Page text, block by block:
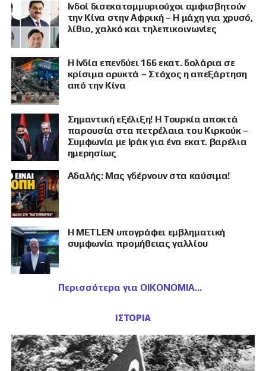
Ινδοί δισεκατομμυριούχοι αμφισβητούν
την Κίνα στην Αφρική – Η μάχη για χρυσό,
λίθιο, χαλκό και τηλεπικοινωνίες
Η Ινδία επενδύει 166 εκατ. δολάρια σε
κρίσιμα ορυκτά – Στόχος η απεξάρτηση
από την Κίνα
Σημαντική εξέλιξη! Η Τουρκία αποκτά
παρουσία στα πετρέλαια του Κιρκούκ –
Συμφωνία με Ιράκ για ένα εκατ. βαρέλια
ημερησίως
Αδαλής: Μας γδέρνουν στα καύσιμα!
Η METLEN υπογράφει εμβληματική
συμφωνία προμήθειας γαλλίου
Περισσότερα για ΟΙΚΟΝΟΜΙΑ
ΙΣΤΟΡΙΑ